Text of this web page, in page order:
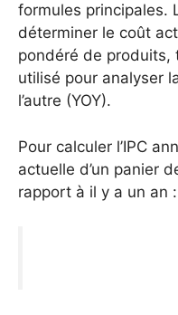
formules principales.
déterminer le coût
pondéré de produits,
utilisé pour analyser
l’autre (YOY).
Pour calculer l’IPC
actuelle d’un panier
rapport à il y a un an :